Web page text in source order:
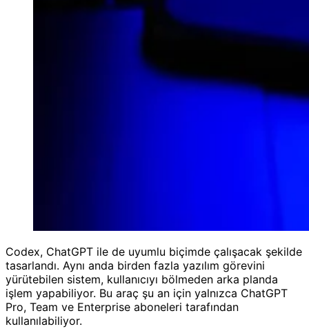
Codex, ChatGPT ile de uyumlu biçimde çalışacak şekilde
tasarlandı. Aynı anda birden fazla yazılım görevini
yürütebilen sistem, kullanıcıyı bölmeden arka planda
işlem yapabiliyor. Bu araç şu an için yalnızca ChatGPT
Pro, Team ve Enterprise aboneleri tarafından
kullanılabiliyor.